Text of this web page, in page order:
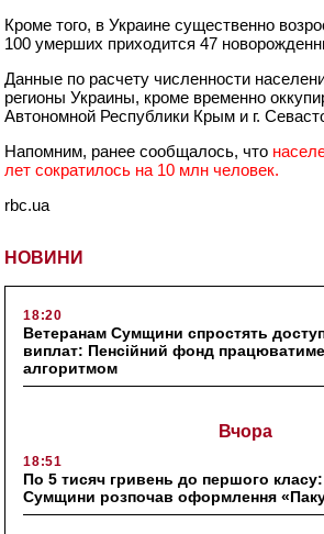
НОВИНИ
18:20
Ветеранам Сумщини спростять доступ
виплат: Пенсійний фонд
алгоритмом
Вчора
18:51
По 5 тисяч гривень до першого
Сумщини розпочав оформлення
Кроме того, в Украине существенно
100 умерших приходится 47
Данные по расчету численности
регионы Украины, кроме временно
Автономной Республики Крым и г.
Напомним, ранее сообщалось, что
лет сократилось на 10 млн человек.
rbc.ua